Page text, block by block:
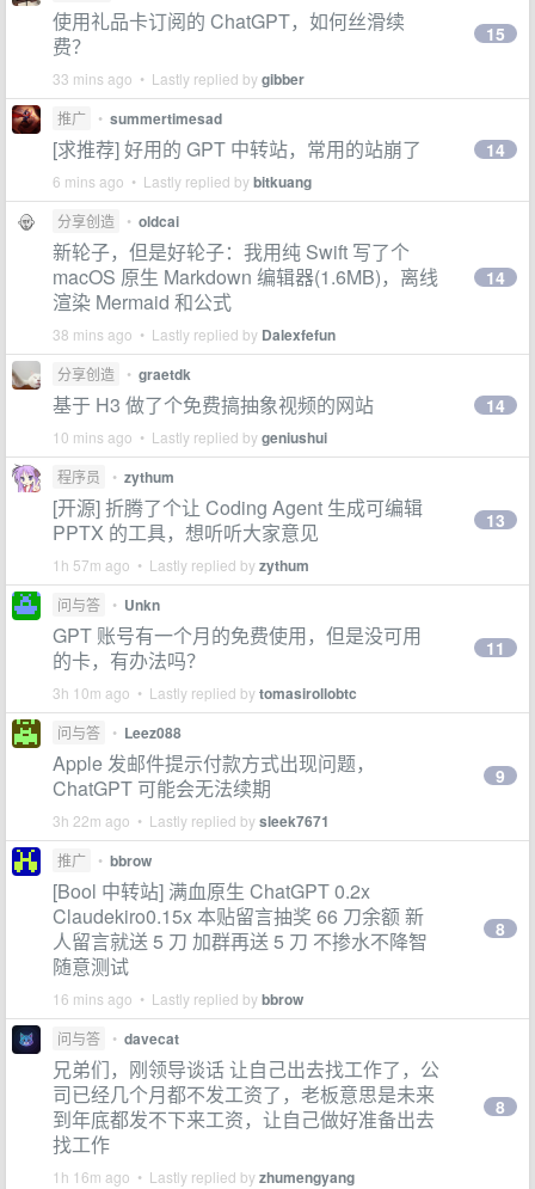
使用礼品卡订阅的 ChatGPT，如何丝滑续
费？
33 mins ago • Lastly replied bygibber
15
推广 • summertimesad
[求推荐] 好用的 GPT 中转站，常用的站崩了
6 mins ago • Lastly replied bybitkuang
14
分享创造 • oldcai
新轮子，但是好轮子：我用纯 Swift 写了个
macOS 原生 Markdown 编辑器(1.6MB)，离线
渲染 Mermaid 和公式
38 mins ago • Lastly replied by Dalexfefun
14
分享创造 • graetdk
基于 H3 做了个免费搞抽象视频的网站
10 mins ago • Lastly replied bygeniushui
14
程序员 • zythum
[开源] 折腾了个让 Coding Agent 生成可编辑
PPTX 的工具，想听听大家意见
1h 57m ago • Lastly replied byzythum
13
问与答 • Unkn
GPT 账号有一个月的免费使用，但是没可用
的卡，有办法吗？
3h 10m ago • Lastly replied bytomasirollobtc
11
问与答 • Leez088
Apple 发邮件提示付款方式出现问题，
ChatGPT 可能会无法续期
3h 22m ago • Lastly replied bysleek7671
9
推广 • bbrow
[Bool 中转站] 满血原生 ChatGPT 0.2x
Claudekiro0.15x 本贴留言抽奖 66 刀余额 新
人留言就送 5 刀 加群再送 5 刀 不掺水不降智
随意测试
16 mins ago • Lastly replied bybbrow
8
问与答 • davecat
兄弟们，刚领导谈话 让自己出去找工作了，公
司已经几个月都不发工资了，老板意思是未来
到年底都发不下来工资，让自己做好准备出去
找工作
1h 16m ago • Lastly replied byzhumengyang
8